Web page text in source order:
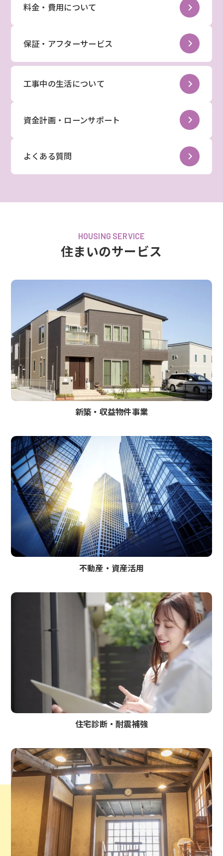
料金・費用について
保証・アフターサービス
工事中の生活について
資金計画・ローンサポート
よくある質問
HOUSING SERVICE
住まいのサービス
新築‧収益物件事業
不動産・資産活用
住宅診断・耐震補強